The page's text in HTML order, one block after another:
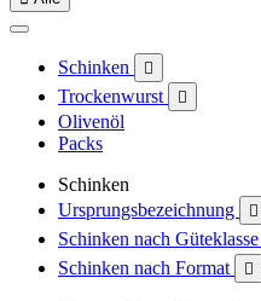
Schinken 
Trockenwurst 
Olivenöl
Packs
Schinken
Ursprungsbezeichnung

Schinken nach Güteklasse
Schinken nach Format 